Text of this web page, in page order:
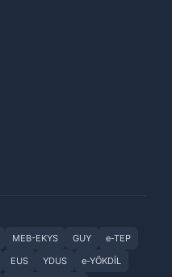
MEB-EKYS GUY
e-TEP
EUS YDUS
e-YÖKDİL